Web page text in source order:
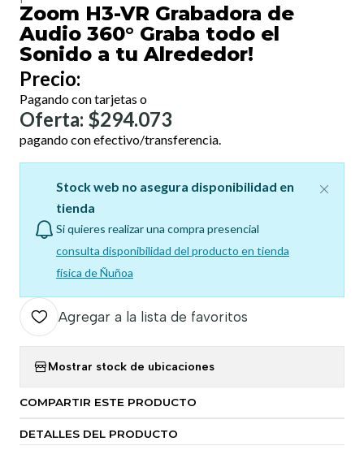
Zoom H3-VR Grabadora de
Audio 360° Graba todo el
Sonido a tu Alrededor!
Precio:
Pagando con tarjetas o
Oferta: $294.073
pagando con efectivo/transferencia.
Stock web no asegura disponibilidad en
tienda
Si quieres realizar una compra presencial
consulta disponibilidad del producto en tienda
física de Ñuñoa
Agregar a la lista de favoritos
Mostrar stock de ubicaciones
COMPARTIR ESTE PRODUCTO
DETALLES DEL PRODUCTO